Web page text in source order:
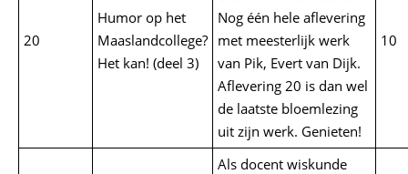
20
Humor op het
Maaslandcollege?
Het kan! (deel 3)
Nog één hele aflevering
met meesterlijk werk
van Pik, Evert van Dijk.
Aflevering 20 is dan wel
de laatste bloemlezing
uit zijn werk. Genieten!
10
Als docent wiskunde